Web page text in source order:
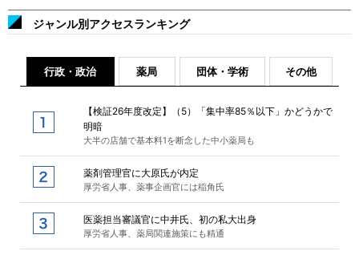
ジャンル別アクセスランキング
行政・政治 薬局 団体・学術 その他
【検証26年度改定】（5）「集中率85％以下」かどうかで
明暗
大半の店舗で基本料1を断念した中小薬局も
薬剤管理官に大原氏が内定
厚労省人事、薬事企画官には稲角氏
医薬担当審議官に中井氏、初の私大出身
厚労省人事、薬局関連施策にも精通